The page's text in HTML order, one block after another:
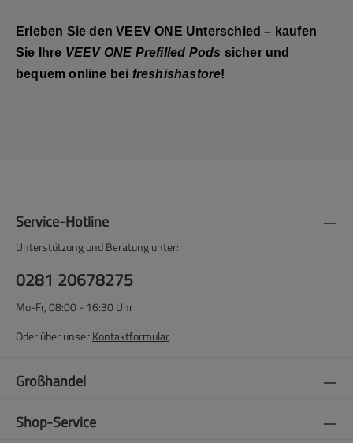
Erleben Sie den VEEV ONE Unterschied – kaufen
Sie Ihre VEEV ONE Prefilled Pods sicher und
bequem online bei freshishastore!
Service-Hotline
Unterstützung und Beratung unter:
0281 20678275
Mo-Fr, 08:00 - 16:30 Uhr
Oder über unserKontaktformular.
Großhandel
Shop-Service